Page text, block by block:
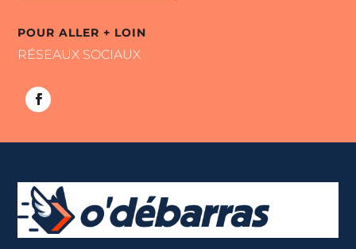
POUR ALLER + LOIN
RÉSEAUX SOCIAUX